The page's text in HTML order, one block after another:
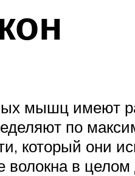
мышц имеют
по
который они
в целом